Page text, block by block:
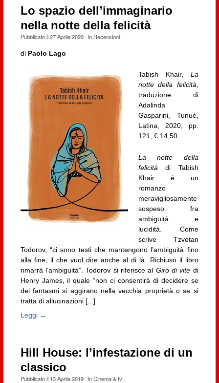
Lo spazio dell’immaginario
nella notte della felicità
Pubblicato il27 Aprile 2020· in Recensioni·
di Paolo Lago
Tabish Khair, La
notte della felicità
traduzione di
Adalinda
Gasparini, Tunuè,
Latina, 2020, pp.
121, € 14,50.
La notte della
felicità di Tabish
Khair è un
romanzo
meravigliosamente
sospeso fra
ambiguità e
lucidità. Come
scrive Tzvetan
Todorov, “ci sono testi che mantengono l’ambiguità fino
alla fine, il che vuol dire anche al di là. Richiuso il libro
rimarrà l’ambiguità”. Todorov si riferisce al Giro di vite di
Henry James, il quale “non ci consentirà di decidere se
dei fantasmi si aggirano nella vecchia proprietà o se si
tratta di allucinazioni [...]
Leggi →
Hill House: l’infestazione di un
classico
Pubblicato il 13 Aprile 2019· inCinema & tv·